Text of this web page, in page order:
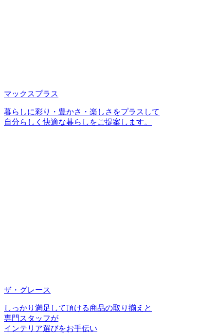
マックスプラス
暮らしに彩り・豊かさ・楽しさをプラスして
自分らしく快適な暮らしをご提案します。
ザ・グレース
しっかり満足して頂ける商品の取り揃えと
専門スタッフが
インテリア選びをお手伝い